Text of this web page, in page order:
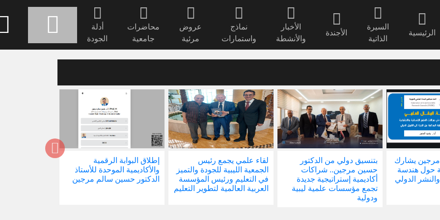
الرئيسية
السيرة
الذاتية
الأجندة
الأخبار
والأنشطة
نماذج
واستمارات
عروض
مرئية
محاضرات
جامعية
أدلة
الجودة
مرجين يشارك
حول هندسة
الدولي
بتنسيق دولي من الدكتور
حسين مرجين.. شراكات
أكاديمية إستراتيجية جديدة
تجمع مؤسسات علمية ليبية
ودولية
لقاء علمي يجمع رئيس
الجمعية الليبية للجودة والتميز
في التعليم ورئيس المؤسسة
العربية العالمية لتطوير التعليم
إطلاق البوابة الرقمية
والأكاديمية الموحدة للأستاذ
الدكتور حسين سالم مرجين